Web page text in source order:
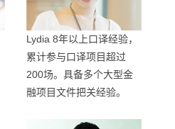
Lydia 8年以上口译经验，
累计参与口译项目超过
200场。具备多个大型金
融项目文件把关经验。